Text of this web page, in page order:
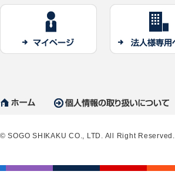
© SOGO SHIKAKU CO., LTD. All Right Reserved.